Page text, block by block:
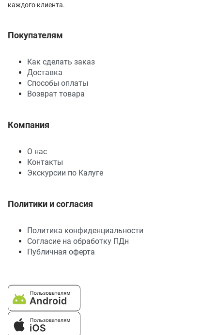
каждого клиента.
Покупателям
Как сделать заказ
Доставка
Способы оплаты
Возврат товара
Компания
О нас
Контакты
Экскурсии по Калуге
Политики и согласия
Политика конфиденциальности
Согласие на обработку ПДн
Публичная оферта